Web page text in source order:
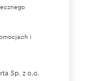
i
Sp. z o.o.